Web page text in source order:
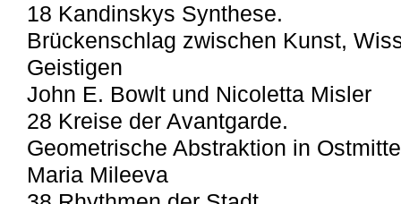
18 Kandinskys Synthese.
Brückenschlag zwischen Kunst,
Geistigen
John E. Bowlt und Nicoletta Misler
28 Kreise der Avantgarde.
Geometrische Abstraktion in
Maria Mileeva